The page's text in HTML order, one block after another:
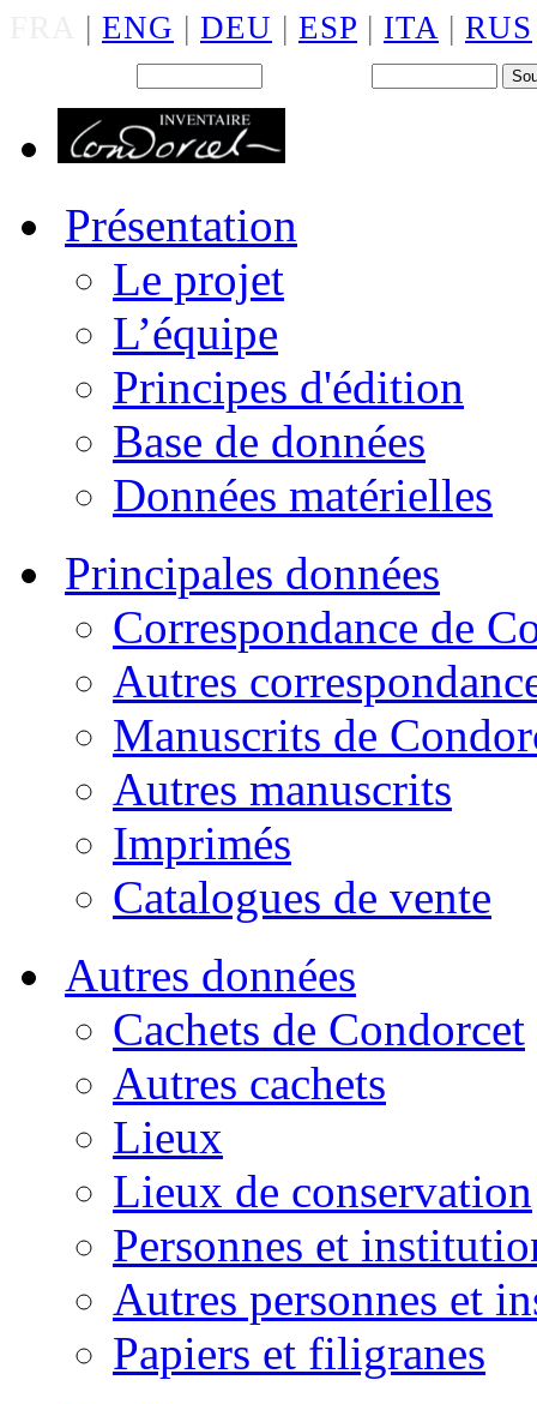
| ENG | DEU | ESP | ITA | RUS
Présentation
Le projet
L’équipe
Principes d'édition
Base de données
Données matérielles
Principales données
Correspondance de
Autres
Manuscrits de
Autres manuscrits
Imprimés
Catalogues de vente
Autres données
Cachets de Condorcet
Autres cachets
Lieux
Lieux de conservation
Personnes et
Autres personnes et
Papiers et filigranes